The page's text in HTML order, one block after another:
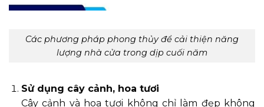
Các phương pháp phong thủy để cải thiện năng
lượng nhà cửa trong dịp cuối năm
Sử dụng cây cảnh, hoa tươi
Cây cảnh và hoa tươi không chỉ làm đẹp không